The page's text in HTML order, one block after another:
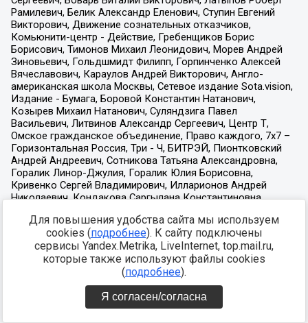
Для повышения удобства сайта мы используем
cookies (подробнее). К сайту подключены
сервисы Yandex.Metrika, LiveInternet, top.mail.ru,
которые также используют файлы cookies
(подробнее).
Я согласен/согласна